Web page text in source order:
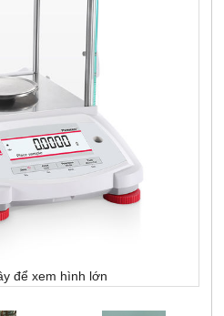
để xem hình lớn